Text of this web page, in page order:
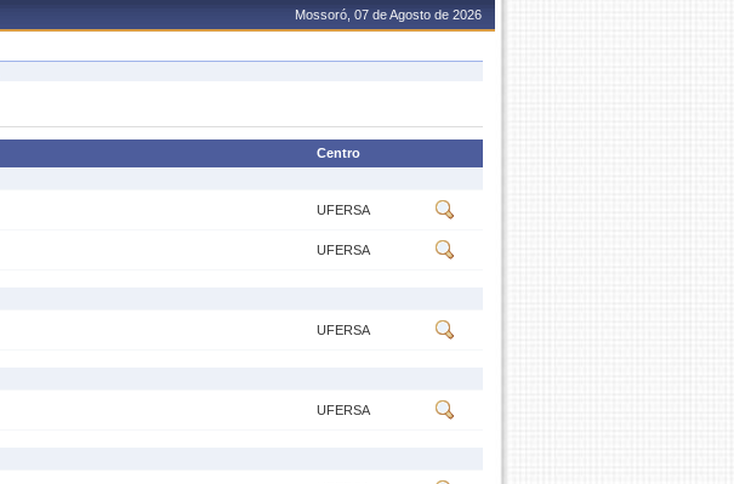
Mossoró, 07 de Agosto de 2026
Centro
UFERSA
UFERSA
UFERSA
UFERSA